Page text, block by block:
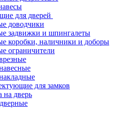
для дверей
доводчики
задвижки и шпингалеты
коробки, наличники и доборы
ограничители
для замков
на дверь